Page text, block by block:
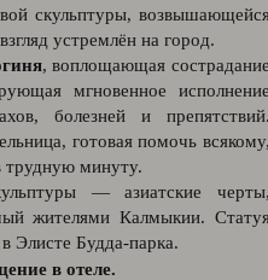
скульптуры,
устремлён на город.
, воплощающая
мгновенное
болезней и
готовая помочь
трудную минуту.
— азиатские
жителями Калмыкии.
Элисте Будда-парка.
в отеле.